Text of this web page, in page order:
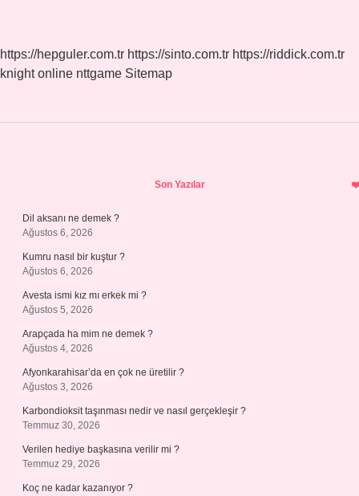
https://hepguler.com.tr https://sinto.com.tr https://riddick.com.tr
knight online nttgame Sitemap
Son Yazılar
Dil aksanı ne demek ?
Ağustos 6, 2026
Kumru nasıl bir kuştur ?
Ağustos 6, 2026
Avesta ismi kız mı erkek mi ?
Ağustos 5, 2026
Arapçada ha mim ne demek ?
Ağustos 4, 2026
Afyonkarahisar’da en çok ne üretilir ?
Ağustos 3, 2026
Karbondioksit taşınması nedir ve nasıl gerçekleşir ?
Temmuz 30, 2026
Verilen hediye başkasına verilir mi ?
Temmuz 29, 2026
Koç ne kadar kazanıyor ?